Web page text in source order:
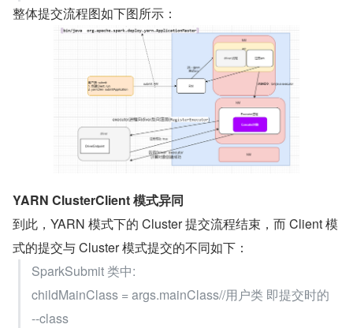
整体提交流程图如下图所示：
YARN ClusterClient 模式异同
到此，YARN 模式下的 Cluster 提交流程结束，而 Client 模
式的提交与 Cluster 模式提交的不同如下：
SparkSubmit 类中:
childMainClass = args.mainClass//用户类 即提交时的
--class